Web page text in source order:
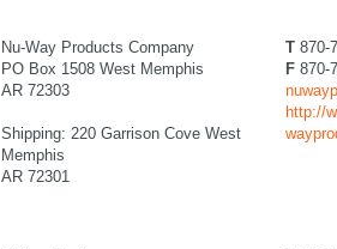
Nu-Way Products Company
PO Box 1508 West Memphis
AR 72303
Shipping: 220 Garrison Cove West
Memphis
AR 72301
T 870-
F 870-
http://